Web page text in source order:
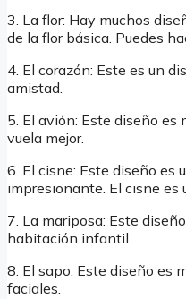
3. La flor: Hay muchos
de la flor básica. Puedes
4. El corazón: Este es un
amistad.
5. El avión: Este diseño
vuela mejor.
6. El cisne: Este diseño es
impresionante. El cisne es
7. La mariposa: Este
habitación infantil.
8. El sapo: Este diseño es
faciales.